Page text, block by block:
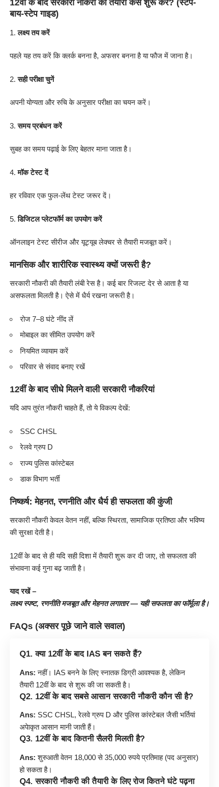
12वीं के बाद सरकारी नौकरी की तैयारी कैसे शुरू करें? (स्टेप-
बाय-स्टेप गाइड)
लक्ष्य तय करें
पहले यह तय करें कि क्लर्क बनना है, अफसर बनना है या फौज में जाना है।
सही परीक्षा चुनें
अपनी योग्यता और रुचि के अनुसार परीक्षा का चयन करें।
समय प्रबंधन करें
सुबह का समय पढ़ाई के लिए बेहतर माना जाता है।
मॉक टेस्ट दें
हर रविवार एक फुल-लेंथ टेस्ट जरूर दें।
डिजिटल प्लेटफॉर्म का उपयोग करें
ऑनलाइन टेस्ट सीरीज और यूट्यूब लेक्चर से तैयारी मजबूत करें।
मानसिक और शारीरिक स्वास्थ्य क्यों जरूरी है?
सरकारी नौकरी की तैयारी लंबी रेस है। कई बार रिजल्ट देर से आता है या
असफलता मिलती है। ऐसे में धैर्य रखना जरूरी है।
रोज 7–8 घंटे नींद लें
मोबाइल का सीमित उपयोग करें
नियमित व्यायाम करें
परिवार से संवाद बनाए रखें
12वीं के बाद सीधे मिलने वाली सरकारी नौकरियां
यदि आप तुरंत नौकरी चाहते हैं, तो ये विकल्प देखें:
SSC CHSL
रेलवे ग्रुप D
राज्य पुलिस कांस्टेबल
डाक विभाग भर्ती
निष्कर्ष: मेहनत, रणनीति और धैर्य ही सफलता की कुंजी
सरकारी नौकरी केवल वेतन नहीं, बल्कि स्थिरता, सामाजिक प्रतिष्ठा और भविष्य
की सुरक्षा देती है।
12वीं के बाद से ही यदि सही दिशा में तैयारी शुरू कर दी जाए, तो सफलता की
संभावना कई गुना बढ़ जाती है।
याद रखें –
लक्ष्य स्पष्ट, रणनीति मजबूत और मेहनत लगातार — यही सफलता का फॉर्मूला है।
FAQs (अक्सर पूछे जाने वाले सवाल)
Q1. क्या 12वीं के बाद IAS बन सकते हैं?
Ans: नहीं। IAS बनने के लिए स्नातक डिग्री आवश्यक है, लेकिन
तैयारी 12वीं के बाद से शुरू की जा सकती है।
Q2. 12वीं के बाद सबसे आसान सरकारी नौकरी कौन सी है?
Ans: SSC CHSL, रेलवे ग्रुप D और पुलिस कांस्टेबल जैसी भर्तियां
अपेाकृत आसान मानी जाती हैं।
Q3. 12वीं के बाद कितनी सैलरी मिलती है?
Ans: शुरुआती वेतन 18,000 से 35,000 रुपये प्रतिमाह (पद अनुसार)
हो सकता है।
Q4. सरकारी नौकरी की तैयारी के लिए रोज कितने घंटे पढ़ना